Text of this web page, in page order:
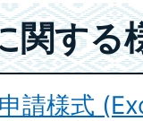
関する
請様式